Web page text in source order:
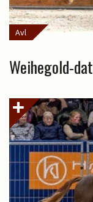
Avl
Weihegold-